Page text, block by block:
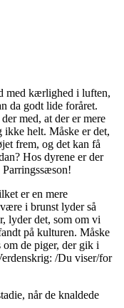
med kærlighed i luften,
da godt lide foråret.
med, at der er mere
helt. Måske er det,
frem, og det kan få
Hos dyrene er der
Parringssæson!
er en mere
i brunst lyder så
lyder det, som om vi
på kulturen. Måske
om de piger, der gik i
/Du viser/for
når de knaldede